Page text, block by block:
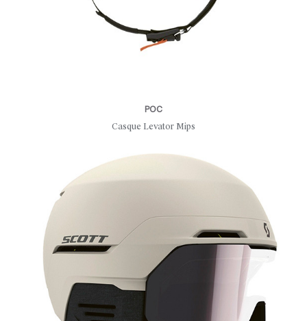
POC
Casque Levator Mips